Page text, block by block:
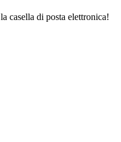
casella di posta elettronica!